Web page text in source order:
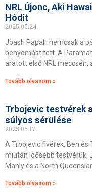
NRL Újonc, Aki
Hódít
2025.05.24.
Joash Papalii nemcsak a
benyomást tett. A
aratott első NRL meccsén,
Tovább olvasom »
Trbojevic testvérek
súlyos sérülése
2025.05.17.
A Trbojevic fivérek, Ben
miután idősebb testvérük,
Manly és a North
Tovább olvasom »